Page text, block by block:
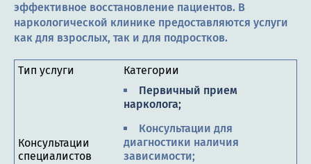
эффективное восстановление пациентов. В
наркологической клинике предоставляются услуги
как для взрослых, так и для подростков.
Тип услуги Категории
Консультации
специалистов
Первичный прием
нарколога;
Консультации для
диагностики наличия
зависимости;